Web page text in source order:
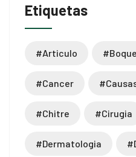
Etiquetas
#articulo
#cancer
#chitre #cirugia
#dermatologia